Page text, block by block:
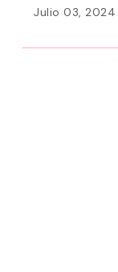
Julio 03, 2024